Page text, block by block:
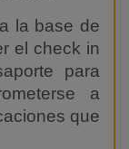
la base de
el check in
para
a
que